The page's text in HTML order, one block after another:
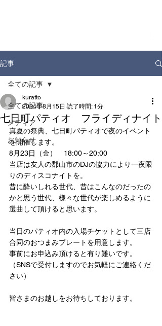
記事
全ての記事
メディア
お知らせ
全ての記事
七日町パティオ フライディナイト
kuratto
2024年8月15日 読了時間: 1分
真夏の祭典、七日町パティオで夜のイベント
を開催します。
8月23日（金）　18:00～20:00
当店は友人の郡山市のDJの協力により一夜限
りのディスコナイトを。
昔に酔いしれる世代、昔はこんなのだったの
かと思う世代、様々な世代が楽しめるように
選曲して頂けると思います。
当日のパティオ内の入場チケットとして三店
合同のおつまみプレートを用意します。
事前にお申込み頂けると有り難いです。
（SNSで受付しますのでお気軽にご連絡くだ
さい）
皆さまのお越しをお待ちしております。